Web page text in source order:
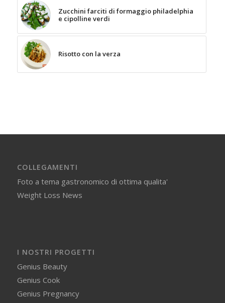
Zucchini farciti di formaggio philadelphia
e cipolline verdi
Risotto con la verza
COLLEGAMENTI
Foto a tema gastronomico di ottima qualita'
Weight Loss News
I NOSTRI PROGETTI
Genius Beauty
Genius Cook
Genius Pregnancy